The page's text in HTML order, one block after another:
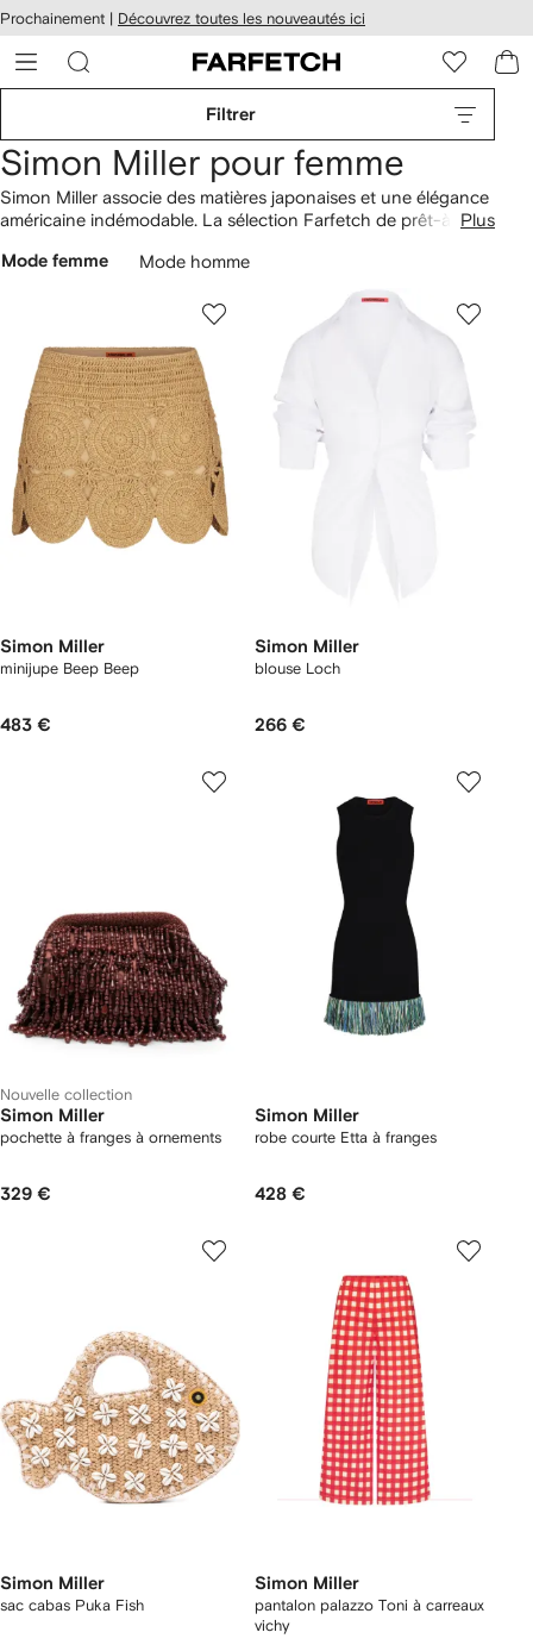
au
principal
Prochainement | Découvrez toutes les nouveautés ici
Filtrer
Simon Miller pour femme
Simon Miller associe des matières japonaises et une élégance
américaine indémodable. La sélection Farfetch de prêt-à-
coupes casual modernes, taillées dans des matières
et des effets de patchwork, pour un style aussi raffiné que
Plus
Mode femme Mode homme
Simon Miller
minijupe Beep Beep
483 €
Simon Miller
blouse Loch
266 €
Nouvelle collection
Simon Miller
pochette à franges à ornements
329 €
Simon Miller
robe courte Etta à franges
428 €
Simon Miller
sac cabas Puka Fish
Simon Miller
pantalon palazzo Toni à carreaux
vichy